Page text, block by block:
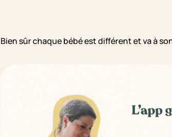
Bien sûr chaque bébé est différent et va à